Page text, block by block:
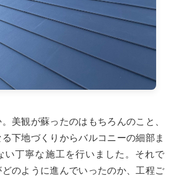
美観が蘇ったのはもちろんのこと、
下地づくりからバルコニーの細部ま
い丁寧な施工を行いました。それで
のように進んでいったのか、工程ご